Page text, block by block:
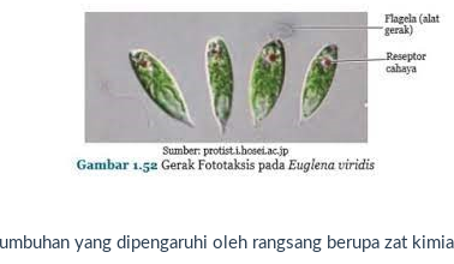
yang dipengaruhi oleh rangsang berupa zat